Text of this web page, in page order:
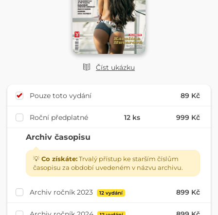
Číst ukázku
Pouze toto vydání 89 Kč
Roční předplatné 12 ks 999 Kč
Archiv časopisu
💡 Co získáte:Trvalý přístup ke starším číslům
časopisu za období uvedeném v názvu archivu.
Archiv ročník 2023 12 vydání 899 Kč